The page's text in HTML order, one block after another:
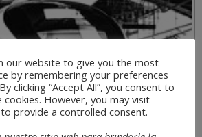
our website to give you the most
by remembering your preferences
clicking “Accept All”, you consent to
However, you may visit
provide a controlled consent.